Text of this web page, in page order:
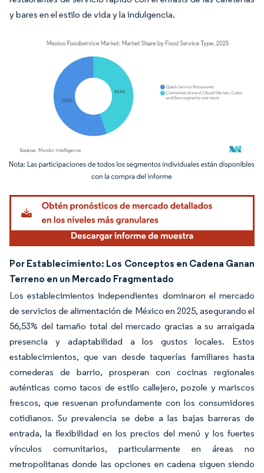
y bares en el estilo de vida y la indulgencia.
Imagen © Mordor Intelligence. El uso requiere atribución según CC BY 4.0.
Por Establecimiento: Los Conceptos en Cadena Ganan
Terreno en un Mercado Fragmentado
Los establecimientos independientes dominaron el mercado
de servicios de alimentación de México en 2025, asegurando el
56,53% del tamaño total del mercado gracias a su arraigada
presencia y adaptabilidad a los gustos locales. Estos
establecimientos, que van desde taquerías familiares hasta
comederas de barrio, prosperan con cocinas regionales
auténticas como tacos de estilo callejero, pozole y mariscos
frescos, que resuenan profundamente con los consumidores
cotidianos. Su prevalencia se debe a las bajas barreras de
entrada, la flexibilidad en los precios del menú y los fuertes
vínculos comunitarios, particularmente en áreas no
metropolitanas donde las opciones en cadena siguen siendo